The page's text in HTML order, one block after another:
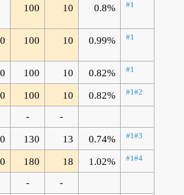
100 10 0.8% #1
100 10 0.99% #1
100 10 0.82% #1
100 10 0.82% #1#2
- -
130 13 0.74% #1#3
180 18 1.02% #1#4
- -